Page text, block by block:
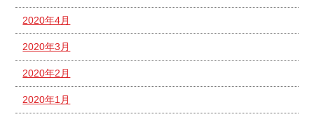
2020年4月
2020年3月
2020年2月
2020年1月